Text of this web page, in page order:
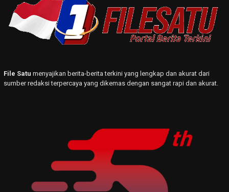
File Satu menyajikan berita-berita terkini yang lengkap dan akurat dari
sumber redaksi terpercaya yang dikemas dengan sangat rapi dan akurat.